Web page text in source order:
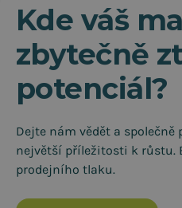
Kde váš
zbytečně
potenciál?
Dejte nám vědět a společně
největší příležitosti k růstu.
prodejního tlaku.